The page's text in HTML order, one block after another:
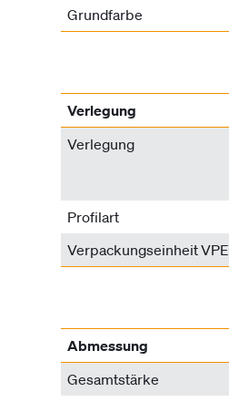
Grundfarbe
Verlegung
Verlegung
Profilart
Verpackungseinheit VPE
Abmessung
Gesamtstärke